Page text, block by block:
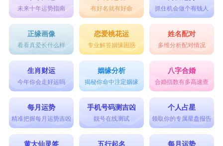
未来十年运势指南 有好名就有好命 抓住机会做个有钱人
正缘画像
看看真爱长什么样
恋爱桃花运
专业解答姻缘困惑
姓名配对
多维分析配对情况
生肖财运
今年你会走好运吗
姻缘分析
揭秘你命中注定姻缘
八字合婚
合婚指数有多高速查
每月运势
精准把握每月运势吉凶
手机号码测吉凶
靓号在线测试
个人占星
领取你的专属星盘报告
黄大仙灵签 五行起名 每月运势